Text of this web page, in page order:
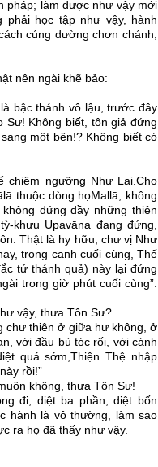
pháp; làm được như vậy mới
học tập như vậy, hành
cúng dường chơn chánh,
nên ngài khẽ bảo:
bậc thánh vô lậu, trước đây
Sư! Không biết, tôn giả đứng
một bên!? Không biết có
ngưỡng Như Lai.Cho
thuộc dòng họMallā, không
đứng đầy những thiên
khưu Upavāna đang đứng,
Thật là hy hữu, chư vị Như
trong canh cuối cùng, Thế
tứ thánh quả) này lại đứng
trong giờ phút cuối cùng”.
vậy, thưa Tôn Sư?
chư thiên ở giữa hư không, ở
với đầu bù tóc rối, với cánh
quá sớm,Thiện Thệ nhập
rồi!”
không, thưa Tôn Sư!
đi, diệt ba phần, diệt bốn
hành là vô thường, làm sao
ra họ đã thấy như vậy.